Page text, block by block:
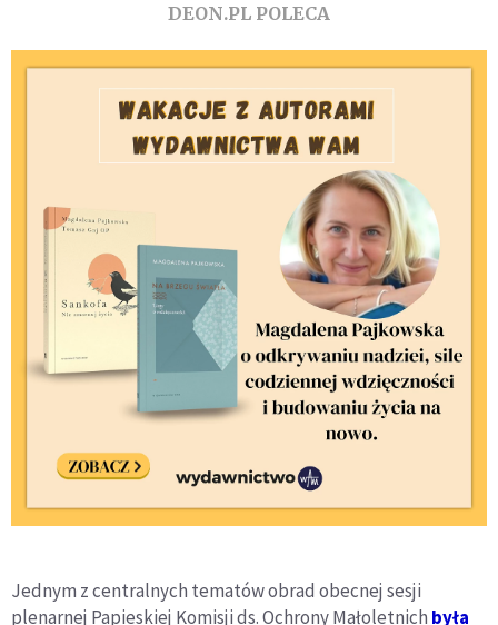
DEON.PL POLECA
Jednym z centralnych tematów obrad obecnej sesji
plenarnej Papieskiej Komisji ds. Ochrony Małoletnich była